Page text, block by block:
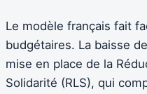
Le modèle français fait
budgétaires. La baisse
mise en place de la
Solidarité (RLS), qui